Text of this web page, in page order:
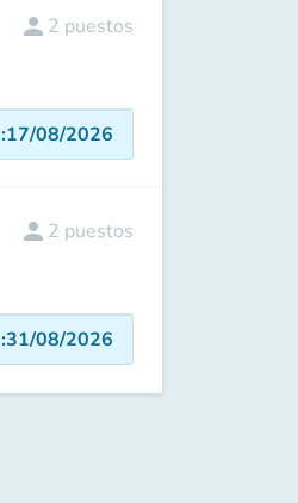
person 2 puestos
:17/08/2026
person 2 puestos
:31/08/2026